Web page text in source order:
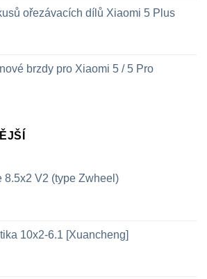
ořezávacích dílů Xiaomi 5 Plus
brzdy pro Xiaomi 5 / 5 Pro
8.5x2 V2 (type Zwheel)
10x2-6.1 [Xuancheng]